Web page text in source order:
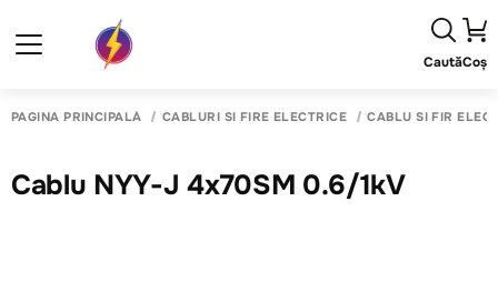
CautăCoș
PAGINA PRINCIPALĂ CABLURI SI FIRE ELECTRICE CABLU SI FIR
Cablu NYY-J 4x70SM 0.6/1kV